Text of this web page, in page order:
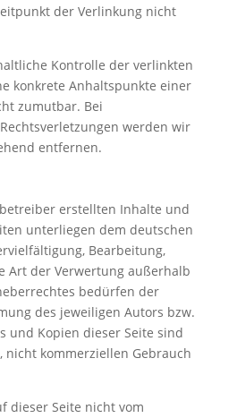
der Verlinkung nicht
Kontrolle der verlinkten
konkrete Anhaltspunkte einer
zumutbar. Bei
werden wir
entfernen.
erstellten Inhalte und
unterliegen dem deutschen
Bearbeitung,
Art der Verwertung außerhalb
bedürfen der
des jeweiligen Autors bzw.
und Kopien dieser Seite sind
kommerziellen Gebrauch
dieser Seite nicht vom